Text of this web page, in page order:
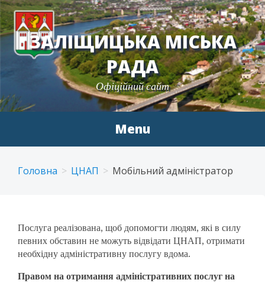
ЗАЛІЩИЦЬКА МІСЬКА
РАДА
Офіційний сайт
Menu
content
Головна ЦНАП Мобільний адміністратор
Послуга реалізована, щоб допомогти людям, які в силу
певних обставин не можуть відвідати ЦНАП, отримати
необхідну адміністративну послугу вдома.
Правом на отримання адміністративних послуг на